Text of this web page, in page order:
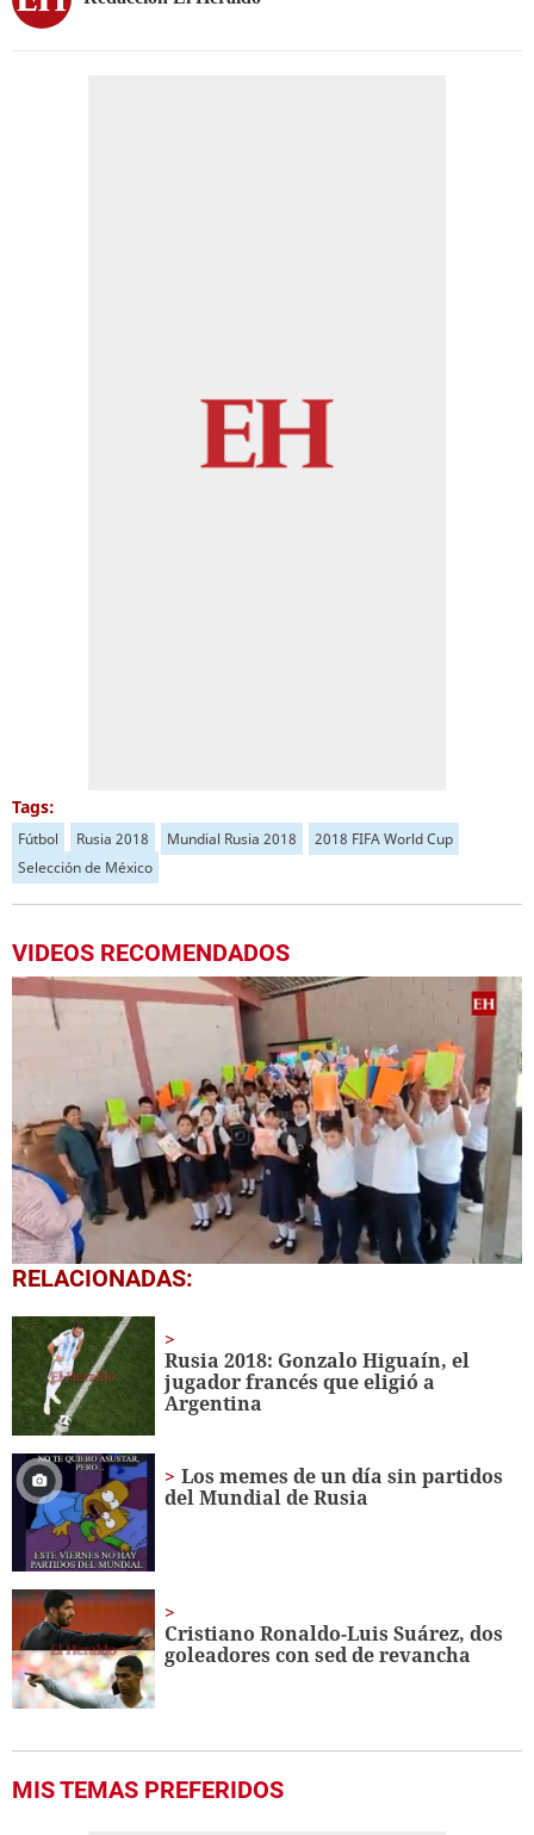
Tags:
Fútbol Rusia 2018 Mundial Rusia 2018
2018 FIFA World Cup
Selección de México
VIDEOS RECOMENDADOS
0
seconds
1
minute,
56
seconds
RELACIONADAS:
Rusia 2018: Gonzalo Higuaín, el
jugador francés que eligió a
Argentina
Los memes de un día sin partidos
del Mundial de Rusia
Cristiano Ronaldo-Luis Suárez, dos
goleadores con sed de revancha
MIS TEMAS PREFERIDOS